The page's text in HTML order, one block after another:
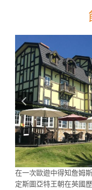
在一次歐遊中得知詹姆
定斯圖亞特王朝在英國